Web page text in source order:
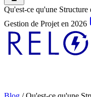
Qu'est-ce qu'une
Gestion de Projet en 2026